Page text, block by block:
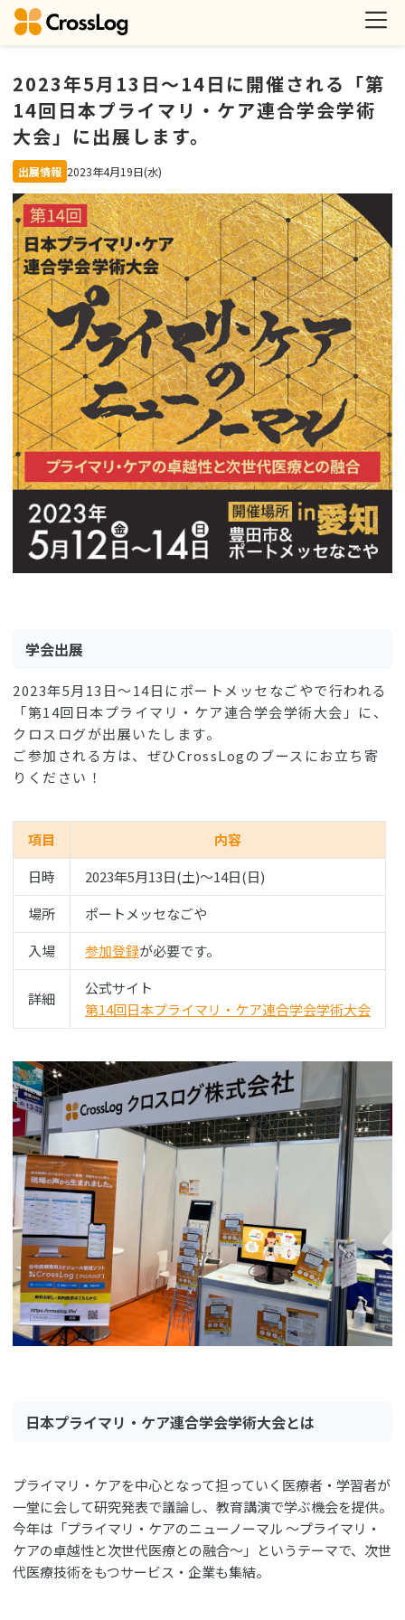
2023年5月13日〜14日に開催される「第
14回日本プライマリ・ケア連合学会学術
大会」に出展します。
出展情報 2023年4月19日(水)
学会出展
2023年5月13日〜14日にポートメッセなごやで行われる
「第14回日本プライマリ・ケア連合学会学術大会」に、
クロスログが出展いたします。
ご参加される方は、ぜひCrossLogのブースにお立ち寄
りください！
項目
内容
日時
2023年5月13日(土)〜14日(日)
場所
ポートメッセなごや
入場
参加登録が必要です。
詳細
公式サイト
第14回日本プライマリ・ケア連合学会学術大会
日本プライマリ・ケア連合学会学術大会とは
プライマリ・ケアを中心となって担っていく医療者・学習者が
一堂に会して研究発表で議論し、教育講演で学ぶ機会を提供。
今年は「プライマリ・ケアのニューノーマル 〜プライマリ・
ケアの卓越性と次世代医療との融合〜」というテーマで、次世
代医療技術をもつサービス・企業も集結。